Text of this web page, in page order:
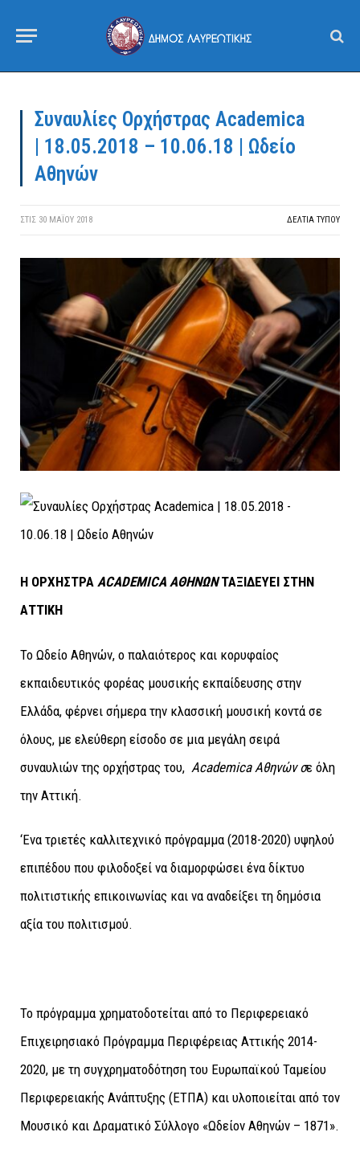
Συναυλίες Ορχήστρας Academica
| 18.05.2018 – 10.06.18 | Ωδείο
Αθηνών
ΣΤΙΣ 30 ΜΑΪ́ΟΥ 2018 ΔΕΛΤΙΑ ΤΥΠΟΥ
Η ΟΡΧΗΣΤΡΑ ACADEMICA AΘΗΝΩΝΤΑΞΙΔΕΥΕΙ ΣΤΗΝ
ΑΤΤΙΚΗ
Το Ωδείo Αθηνών, ο παλαιότερος και κορυφαίος
εκπαιδευτικός φορέας μουσικής εκπαίδευσης στην
Ελλάδα, φέρνει σήμερα την κλασσική μουσική κοντά σε
όλους, με ελεύθερη είσοδο σε μια μεγάλη σειρά
συναυλιών της oρχήστρας του, Academica Αθηνών σε όλη
την Αττική.
‘Ενα τριετές καλλιτεχνικό πρόγραμμα (2018-2020) υψηλού
επιπέδου που φιλοδοξεί να διαμορφώσει ένα δίκτυο
πολιτιστικής επικοινωνίας και να αναδείξει τη δημόσια
αξία του πολιτισμού.
Το πρόγραμμα χρηματοδοτείται από το Περιφερειακό
Επιχειρησιακό Πρόγραμμα Περιφέρειας Αττικής 2014-
2020, με τη συγχρηματοδότηση του Ευρωπαϊκού Ταμείου
Περιφερειακής Ανάπτυξης (ΕΤΠΑ) και υλοποιείται από τον
Μουσικό και Δραματικό Σύλλογο «Ωδείον Αθηνών – 1871».